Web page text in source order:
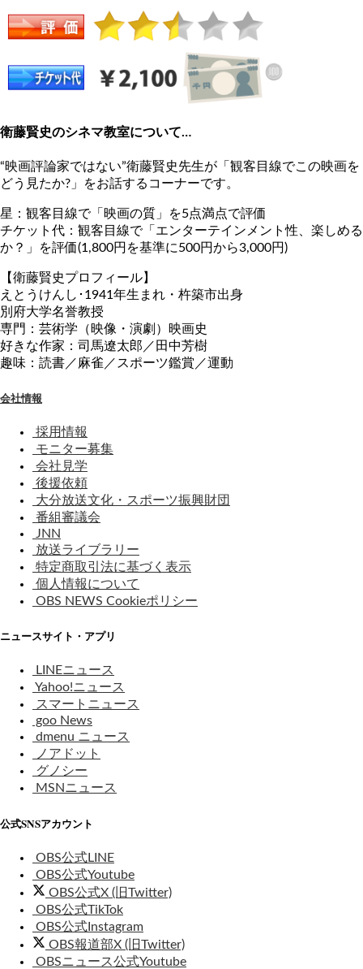
衛藤賢史のシネマ教室について…
“映画評論家ではない”衛藤賢史先生が「観客目線でこの映画を
どう見たか?」をお話するコーナーです。
星：観客目線で「映画の質」を5点満点で評価
チケット代：観客目線で「エンターテインメント性、楽しめる
か？」を評価(1,800円を基準に500円から3,000円)
【衛藤賢史プロフィール】
えとうけんし･1941年生まれ・杵築市出身
別府大学名誉教授
専門：芸術学（映像・演劇）映画史
好きな作家：司馬遼太郎／田中芳樹
趣味：読書／麻雀／スポーツ鑑賞／運動
会社情報
採用情報
モニター募集
会社見学
後援依頼
大分放送文化・スポーツ振興財団
番組審議会
JNN
放送ライブラリー
特定商取引法に基づく表示
個人情報について
OBS NEWS Cookieポリシー
ニュースサイト・アプリ
LINEニュース
Yahoo!ニュース
スマートニュース
goo News
dmenu ニュース
ノアドット
グノシー
MSNニュース
公式SNSアカウント
OBS公式LINE
OBS公式Youtube
OBS公式X (旧Twitter)
OBS公式TikTok
OBS公式Instagram
OBS報道部X (旧Twitter)
OBSニュース公式Youtube